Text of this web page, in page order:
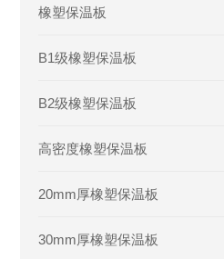
橡塑保温板
B1级橡塑保温板
B2级橡塑保温板
高密度橡塑保温板
20mm厚橡塑保温板
30mm厚橡塑保温板